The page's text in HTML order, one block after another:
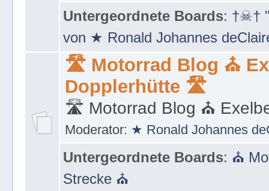
Moderator:★ Ronald Johannes
Untergeordnete Boards:†☠†
von ★ Ronald Johannes
🛣 Motorrad Blog ⛪
Dopplerhütte 🛣
🛣 Motorrad Blog ⛪
Moderator:★ Ronald Johannes
Untergeordnete Boards